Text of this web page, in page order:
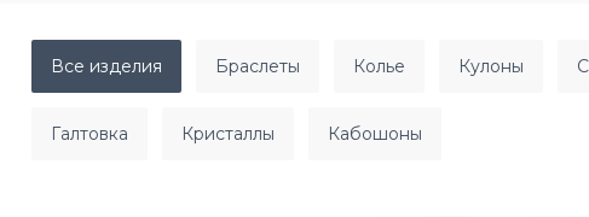
все изделия браслеты колье кулоны
галтовка кристаллы кабошоны